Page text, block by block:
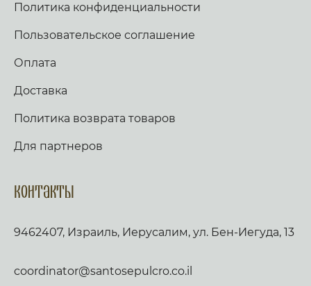
Политика конфиденциальности
Пользовательское соглашение
Оплата
Доставка
Политика возврата товаров
Для партнеров
Контакты
9462407, Израиль, Иерусалим, ул. Бен-Иегуда, 13
coordinator@santosepulcro.co.il